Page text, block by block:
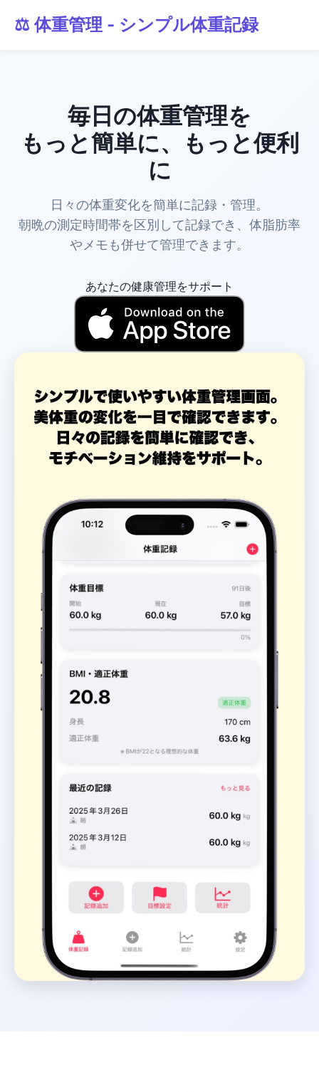
⚖️ 体重管理 - シンプル体重記録
毎日の体重管理を
もっと簡単に、もっと便利
に
日々の体重変化を簡単に記録・管理。
朝晩の測定時間帯を区別して記録でき、体脂肪率
やメモも併せて管理できます。
あなたの健康管理をサポート